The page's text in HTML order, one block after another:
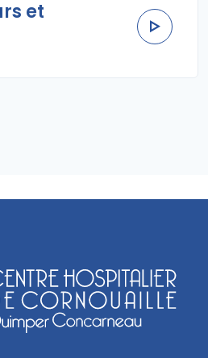
et